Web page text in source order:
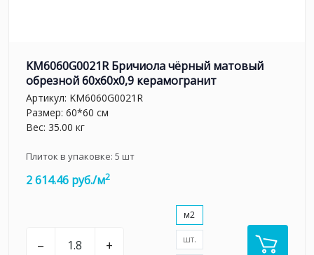
KM6060G0021R Бричиола чёрный матовый
обрезной 60x60x0,9 керамогранит
Артикул: KM6060G0021R
Размер: 60*60 см
Вес: 35.00 кг
Плиток в упаковке: 5 шт
2 614.46 руб./м2
– +
м2
шт.